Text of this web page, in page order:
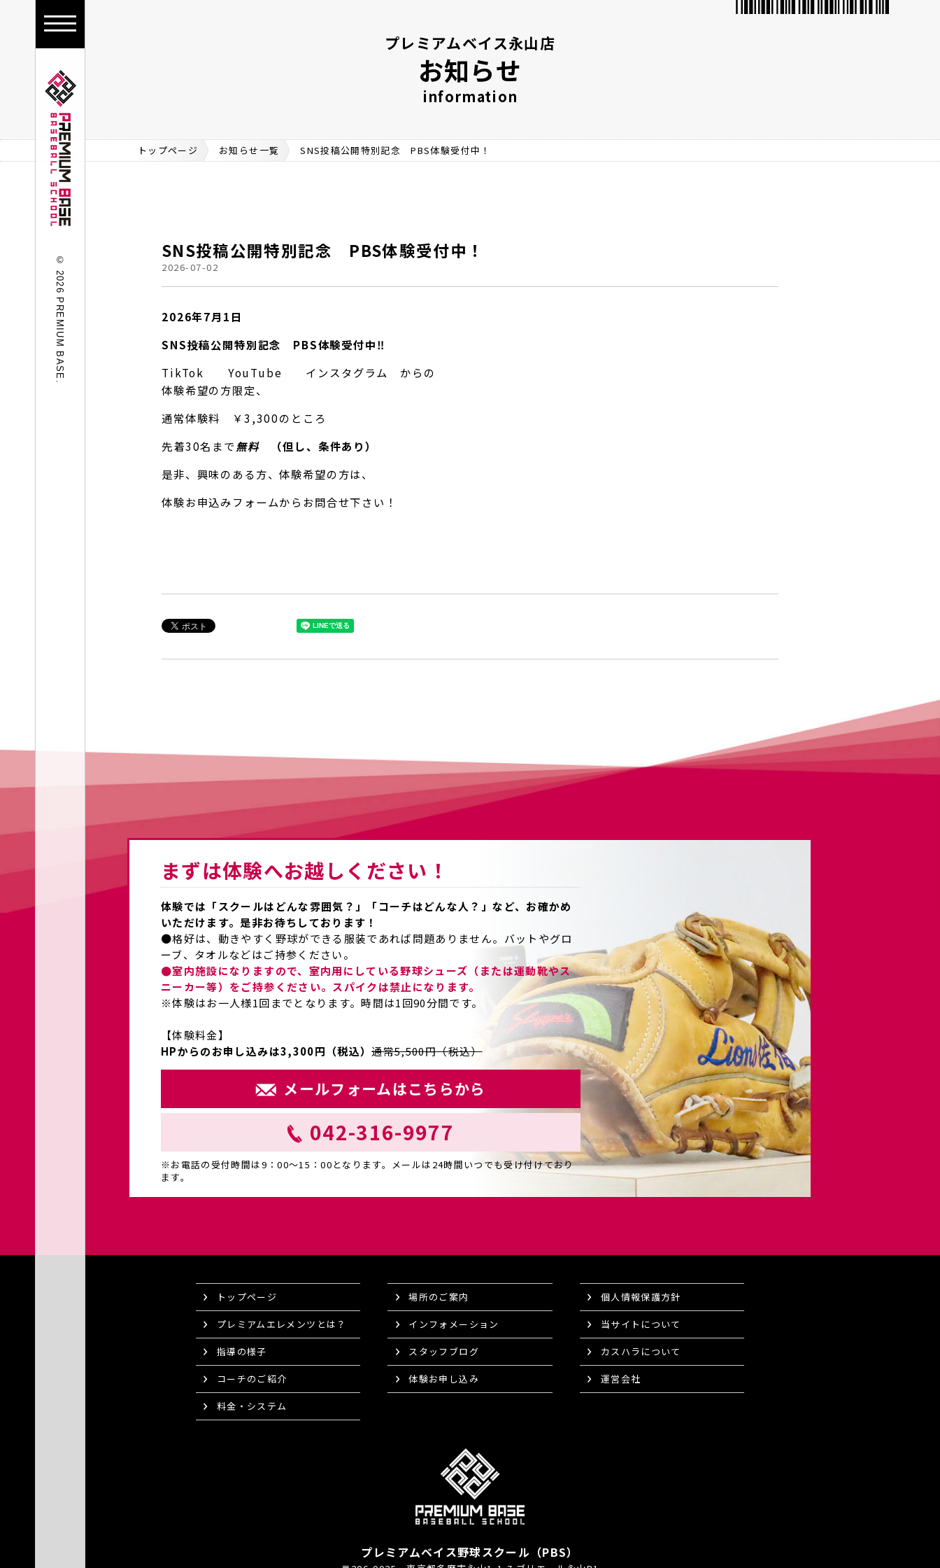
toggle
navigation
© 2026 PREMIUM BASE.
プレミアムベイス永山店
お知らせ
information
トップページ お知らせ一覧 SNS投稿公開特別記念 PBS体験受付中！
SNS投稿公開特別記念 PBS体験受付中！
2026-07-02
2026年7月1日
SNS投稿公開特別記念 PBS体験受付中‼
TikTok YouTube インスタグラム からの
体験希望の方限定、
通常体験料 ￥3,300のところ
先着30名まで無料
（但し、条件あり）
是非、興味のある方、体験希望の方は、
体験お申込みフォームからお問合せ下さい！
まずは体験へお越しください！
体験では「スクールはどんな雰囲気？」「コーチはどんな人？」など、お確かめ
いただけます。是非お待ちしております！
●格好は、動きやすく野球ができる服装であれば問題ありません。バットやグロ
ーブ、タオルなどはご持参ください。
●室内施設になりますので、室内用にしている野球シューズ（または運動靴やス
ニーカー等）をご持参ください。スパイクは禁止になります。
※体験はお一人様1回までとなります。時間は1回90分間です。
【体験料金】
HPからのお申し込みは3,300円（税込）通常5,500円（税込）
メールフォームはこちらから
042-316-9977
※お電話の受付時間は9：00～15：00となります。メールは24時間いつでも受け付けており
ます。
トップページ
プレミアムエレメンツとは？
指導の様子
コーチのご紹介
料金・システム
場所のご案内
インフォメーション
スタッフブログ
体験お申し込み
個人情報保護方針
当サイトについて
カスハラについて
運営会社
プレミアムベイス野球スクール（PBS）